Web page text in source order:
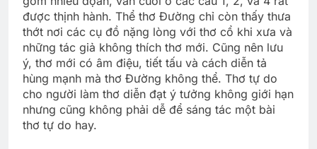
được thịnh hành. Thể thơ Đường chỉ còn thấy thưa
thớt nơi các cụ đồ nặng lòng với thơ cổ khi xưa và
những tác giả không thích thơ mới. Cũng nên lưu
ý, thơ mới có âm điệu, tiết tấu và cách diễn tả
hùng mạnh mà thơ Đường không thể. Thơ tự do
cho người làm thơ diễn đạt ý tưởng không giới hạn
nhưng cũng không phải dễ để sáng tác một bài
thơ tự do hay.